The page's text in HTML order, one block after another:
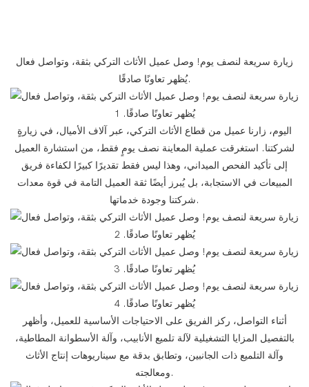
زيارة سريعة لنصف يوم! وصل عميل الأثاث التركي بثقة، وتواصل فعال
يُظهر تعاونًا صادقًا.
اليوم، زارنا عميل من قطاع الأثاث التركي، عبر آلاف الأميال، في زيارةٍ
لشركتنا. استغرقت عملية المعاينة نصف يومٍ فقط، من استشارة العميل
إلى تأكيد الفحص الميداني، وهذا ليس فقط تقديرًا كبيرًا لكفاءة فريق
المبيعات في الاستجابة، بل يُبرز أيضًا ثقة العميل التامة في قوة معدات
شركتنا وجودة خدماتها.
أثناء التواصل، ركز الفريق على الاحتياجات الأساسية للعميل، وأظهر
بالتفصيل المزايا التشغيلية لآلة تلميع الأنابيب، وآلة الأسطوانة المطاطية،
وآلة التلميع ذات الجانبين، وتطابق بدقة مع سيناريوهات إنتاج الأثاث
ومعالجته.